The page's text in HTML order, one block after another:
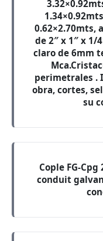
0.62×2.70mts,
de 2″ x 1″ x 1/
claro de 6mm
perimetrales .
obra, cortes,
su
Cople FG-Cpg
conduit